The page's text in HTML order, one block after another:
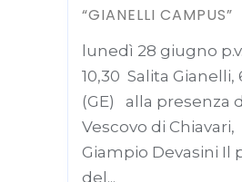
“GIANELLI CAMPUS”
lunedì 28 giugno
10,30 Salita Gianelli,
(GE) alla presenza
Vescovo di Chiavari,
Giampio Devasini Il
del...